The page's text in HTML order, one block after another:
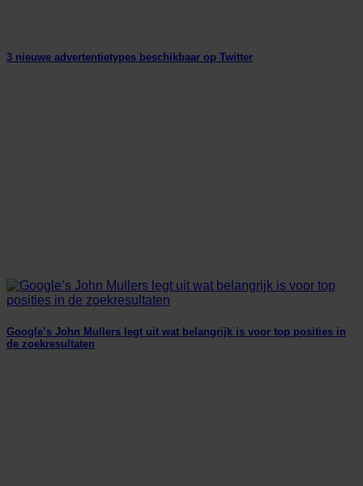
3 nieuwe advertentietypes beschikbaar op Twitter
Google’s John Mullers legt uit wat belangrijk is voor top posities in
de zoekresultaten